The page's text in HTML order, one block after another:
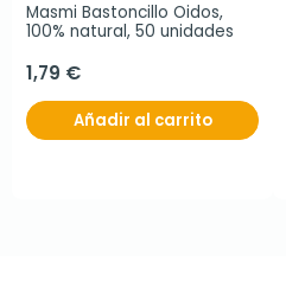
Masmi Bastoncillo Oidos,
100% natural, 50 unidades
1,79 €
Añadir al carrito